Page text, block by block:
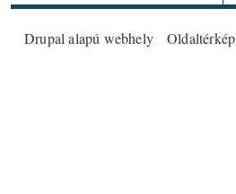
Drupal alapú webhely Oldaltérkép